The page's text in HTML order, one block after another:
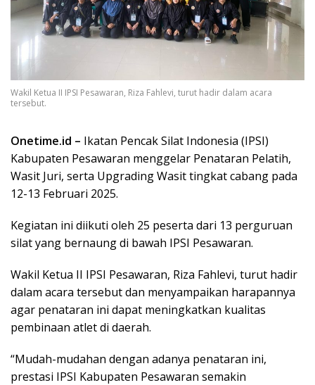
Wakil Ketua II IPSI Pesawaran, Riza Fahlevi, turut hadir dalam acara
tersebut.
Onetime.id – Ikatan Pencak Silat Indonesia (IPSI)
Kabupaten Pesawaran menggelar Penataran Pelatih,
Wasit Juri, serta Upgrading Wasit tingkat cabang pada
12-13 Februari 2025.
Kegiatan ini diikuti oleh 25 peserta dari 13 perguruan
silat yang bernaung di bawah IPSI Pesawaran.
Wakil Ketua II IPSI Pesawaran, Riza Fahlevi, turut hadir
dalam acara tersebut dan menyampaikan harapannya
agar penataran ini dapat meningkatkan kualitas
pembinaan atlet di daerah.
“Mudah-mudahan dengan adanya penataran ini,
prestasi IPSI Kabupaten Pesawaran semakin